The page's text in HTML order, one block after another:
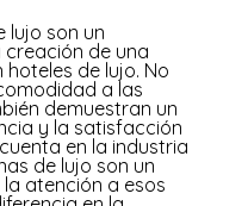
lujo son un
creación de una
de lujo. No
a las
demuestran un
y la satisfacción
en la industria
de lujo son un
atención a esos